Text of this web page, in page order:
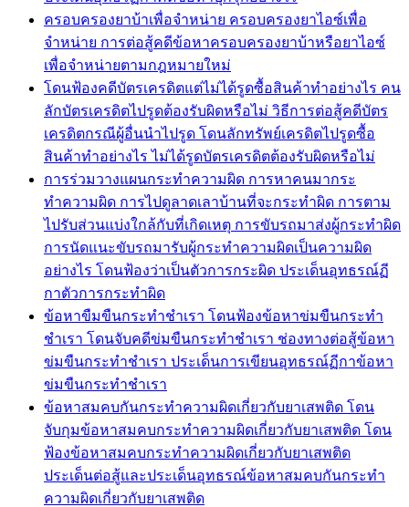
ครอบครองยาบ้าเพื่อจำหน่าย ครอบครองยาไอซ์เพื่อ
จำหน่าย การต่อสู้คดีข้อหาครอบครองยาบ้าหรือยาไอซ์
เพื่อจำหน่ายตามกฎหมายใหม่
โดนฟ้องคดีบัตรเครดิตแต่ไม่ได้รูดซื้อสินค้าทำอย่างไร คน
ลักบัตรเครดิตไปรูดต้องรับผิดหรือไม่ วิธีการต่อสู้คดีบัตร
เครดิตกรณีผู้อื่นนำไปรูด โดนลักทรัพย์เครดิตไปรูดซื้อ
สินค้าทำอย่างไร ไม่ได้รูดบัตรเครดิตต้องรับผิดหรือไม่
การร่วมวางแผนกระทำความผิด การหาคนมากระ
ทำความผิด การไปดูลาดเลาบ้านที่จะกระทำผิด การตาม
ไปรับส่วนแบ่งใกล้กับที่เกิดเหตุ การขับรถมาส่งผู้กระทำผิด
การนัดแนะขับรถมารับผู้กระทำความผิดเป็นความผิด
อย่างไร โดนฟ้องว่าเป็นตัวการกระผิด ประเด็นอุทธรณ์ฏี
กาตัวการกระทำผิด
ข้อหาขืมขืนกระทำชำเรา โดนฟ้องข้อหาข่มขืนกระทำ
ชำเรา โดนจับคดีข่มขืนกระทำชำเรา ช่องทางต่อสู้ข้อหา
ข่มขืนกระทำชำเรา ประเด็นการเขียนอุทธรณ์ฏีกาข้อหา
ข่มขืนกระทำชำเรา
ข้อหาสมคบกันกระทำความผิดเกี่ยวกับยาเสพติด โดน
จับกุมข้อหาสมคบกระทำความผิดเกี่ยวกับยาเสพติด โดน
ฟ้องข้อหาสมคบกระทำความผิดเกี่ยวกับยาเสพติด
ประเด็นต่อสู้และประเด็นอุทธรณ์ข้อหาสมคบกันกระทำ
ความผิดเกี่ยวกับยาเสพติด